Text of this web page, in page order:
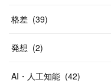
格差 (39)
発想 (2)
AI・人工知能 (42)